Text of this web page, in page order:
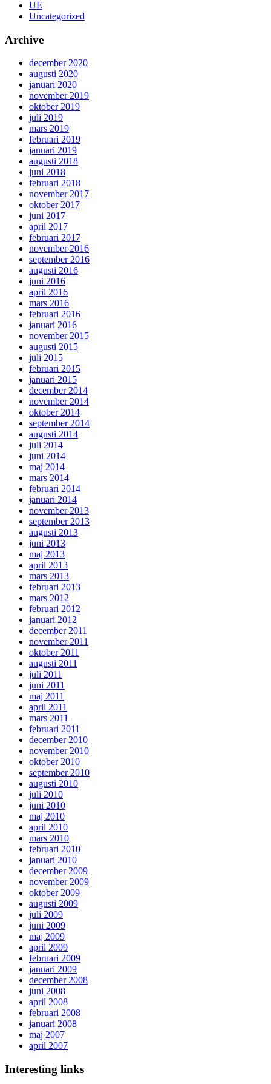
UE
Uncategorized
Archive
december 2020
augusti 2020
januari 2020
november 2019
oktober 2019
juli 2019
mars 2019
februari 2019
januari 2019
augusti 2018
juni 2018
februari 2018
november 2017
oktober 2017
juni 2017
april 2017
februari 2017
november 2016
september 2016
augusti 2016
juni 2016
april 2016
mars 2016
februari 2016
januari 2016
november 2015
augusti 2015
juli 2015
februari 2015
januari 2015
december 2014
november 2014
oktober 2014
september 2014
augusti 2014
juli 2014
juni 2014
maj 2014
mars 2014
februari 2014
januari 2014
november 2013
september 2013
augusti 2013
juni 2013
maj 2013
april 2013
mars 2013
februari 2013
mars 2012
februari 2012
januari 2012
december 2011
november 2011
oktober 2011
augusti 2011
juli 2011
juni 2011
maj 2011
april 2011
mars 2011
februari 2011
december 2010
november 2010
oktober 2010
september 2010
augusti 2010
juli 2010
juni 2010
maj 2010
april 2010
mars 2010
februari 2010
januari 2010
december 2009
november 2009
oktober 2009
augusti 2009
juli 2009
juni 2009
maj 2009
april 2009
februari 2009
januari 2009
december 2008
juni 2008
april 2008
februari 2008
januari 2008
maj 2007
april 2007
Interesting links